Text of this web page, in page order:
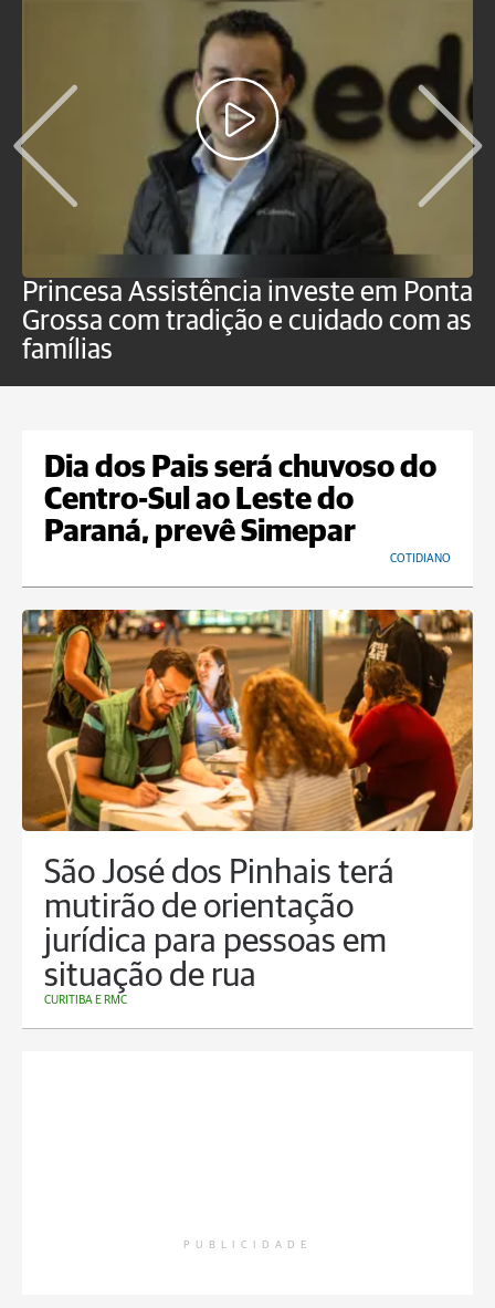
Princesa Assistência investe em Ponta
Grossa com tradição e cuidado com as
famílias
Dia dos Pais será chuvoso do
Centro-Sul ao Leste do
Paraná, prevê Simepar
COTIDIANO
São José dos Pinhais terá
mutirão de orientação
jurídica para pessoas em
situação de rua
CURITIBA E RMC
PUBLICIDADE